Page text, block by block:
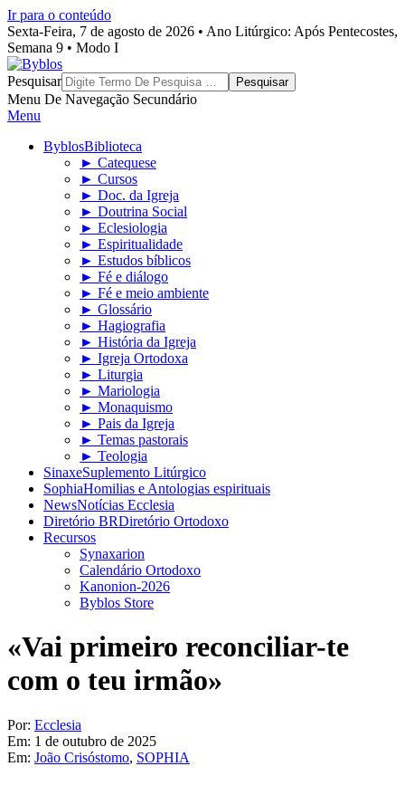
Ir para o conteúdo
Sexta-Feira, 7 de agosto de 2026 • Ano Litúrgico: Após Pentecostes,
Semana 9 • Modo I
Byblos
Pesquisar
Menu De Navegação Secundário
Menu
ByblosBiblioteca
► Catequese
► Cursos
► Doc. da Igreja
► Doutrina Social
► Eclesiologia
► Espiritualidade
► Estudos bíblicos
► Fé e diálogo
► Fé e meio ambiente
► Glossário
► Hagiografia
► História da Igreja
► Igreja Ortodoxa
► Liturgia
► Mariologia
► Monaquismo
► Pais da Igreja
► Temas pastorais
► Teologia
SinaxeSuplemento Litúrgico
SophiaHomilias e Antologias espirituais
NewsNotícias Ecclesia
Diretório BRDiretório Ortodoxo
Recursos
Synaxarion
Calendário Ortodoxo
Kanonion-2026
Byblos Store
«Vai primeiro reconciliar-te
com o teu irmão»
Por: Ecclesia
Em: 1 de outubro de 2025
Em: João Crisóstomo, SOPHIA